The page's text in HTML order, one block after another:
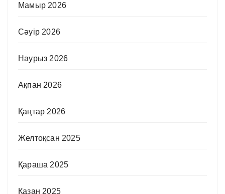
Мамыр 2026
Сәуір 2026
Наурыз 2026
Ақпан 2026
Қаңтар 2026
Желтоқсан 2025
Қараша 2025
Қазан 2025